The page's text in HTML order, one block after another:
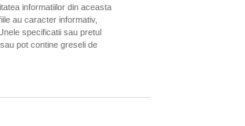
informatiilor din aceasta
au caracter informativ,
specificatii sau pretul
pot contine greseli de